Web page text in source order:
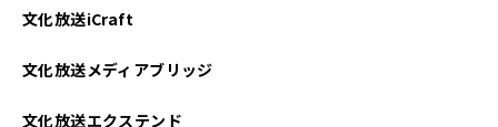
文化放送iCraft
文化放送メディアブリッジ
文化放送エクステンド